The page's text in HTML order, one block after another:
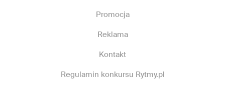
Promocja
Reklama
Kontakt
Regulamin konkursu Rytmy.pl